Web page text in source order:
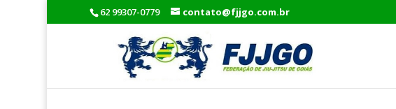
62 99307-0779 contato@fjjgo.com.br